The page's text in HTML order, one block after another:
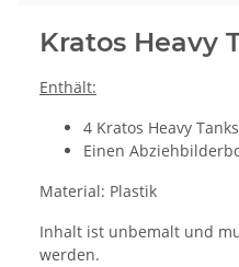
Kratos Heavy
Enthält:
4 Kratos Heavy Tanks
Einen
Material: Plastik
Inhalt ist unbemalt und
werden.